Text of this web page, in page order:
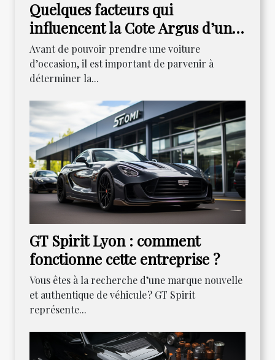
Quelques facteurs qui
influencent la Cote Argus d’un
véhicule
Avant de pouvoir prendre une voiture
d’occasion, il est important de parvenir à
déterminer la...
GT Spirit Lyon : comment
fonctionne cette entreprise ?
Vous êtes à la recherche d’une marque nouvelle
et authentique de véhicule ? GT Spirit
représente...